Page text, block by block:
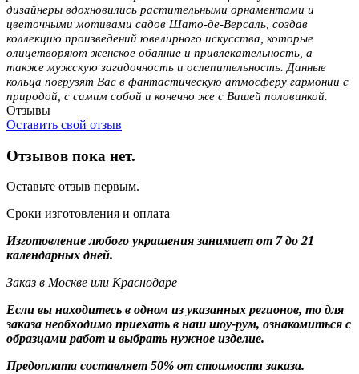
дизайнеры вдохновились растительными орнаментами и
цветочными мотивами садов Шато-де-Версаль, создав
коллекцию произведений ювелирного искусства, которые
олицетворяют женское обаяние и привлекательность, а
также мужскую загадочность и ослепительность. Данные
кольца погрузят Вас в фантастическую атмосферу гармонии с
природой, с самим собой и конечно же с Вашей половинкой.
Отзывы
Оставить свой отзыв
Отзывов пока нет.
Оставьте отзыв первым.
Сроки изготовления и оплата
Изготовление любого украшения занимает от 7 до 21
календарных дней.
Заказ в Москве или Краснодаре
Если вы находитесь в одном из указанных регионов, то для
заказа необходимо приехать в наш шоу-рум, ознакомиться с
образцами работ и выбрать нужное изделие.
Предоплата составляет 50% от стоимости заказа.